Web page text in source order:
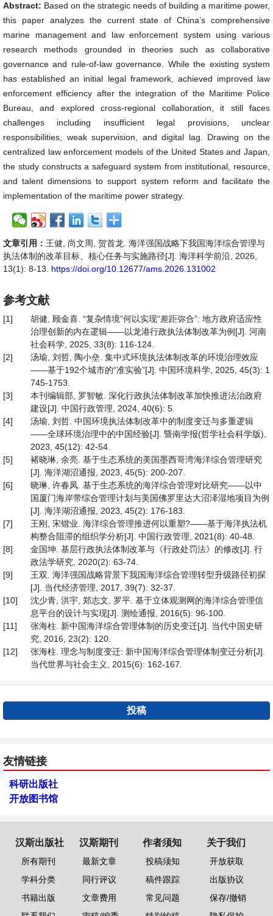
Abstract: Based on the strategic needs of building a maritime power,
this paper analyzes the current state of China’s comprehensive
marine management and law enforcement system using various
research methods grounded in theories such as collaborative
governance and rule-of-law governance. While the existing system
has established an initial legal framework, achieved improved law
enforcement efficiency after the integration of the Maritime Police
Bureau, and explored cross-regional collaboration, it still faces
challenges including insufficient legal provisions, unclear
responsibilities, weak supervision, and digital lag. Drawing on the
centralized law enforcement models of the United States and Japan,
the study constructs a safeguard system from institutional, resource,
and talent dimensions to support system reform and facilitate the
implementation of the maritime power strategy.
文章引用： 王健, 尚文周, 贺首龙. 海洋强国战略下我国海洋综合管理与
执法体制的改革目标、核心任务与实施路径[J]. 海洋科学前沿, 2026,
13(1): 8-13. https://doi.org/10.12677/ams.2026.131002
参考文献
[1]
胡健, 顾金喜. “复杂情境”何以实现“差距弥合”: 地方政府适应性
治理创新的内在逻辑——以龙港行政执法体制改革为例[J]. 河南
社会科学, 2025, 33(8): 116-124.
[2]
汤瑜, 刘哲, 陶小垒. 集中式环境执法体制改革的环境治理效应
——基于192个城市的“准实验”[J]. 中国环境科学, 2025, 45(3): 1
745-1753.
[3]
本刊编辑部, 罗智敏. 深化行政执法体制改革加快推进法治政府
建设[J]. 中国行政管理, 2024, 40(6): 5.
[4]
汤瑜, 刘哲. 中国环境执法体制改革中的制度变迁与多重逻辑
——全球环境治理中的中国经验[J]. 暨南学报(哲学社会科学版),
2023, 45(12): 42-54.
[5]
褚晓琳, 余亮. 基于生态系统的美国墨西哥湾海洋综合管理研究
[J]. 海洋湖沼通报, 2023, 45(5): 200-207.
[6]
晓琳, 许春凤. 基于生态系统的海洋综合管理对比研究——以中
国厦门海岸带综合管理计划与美国佛罗里达大沼泽湿地项目为例
[J]. 海洋湖沼通报, 2023, 45(2): 176-183.
[7]
王刚, 宋锴业. 海洋综合管理推进何以重塑?——基于海洋执法机
构整合阻滞的组织学分析[J]. 中国行政管理, 2021(8): 40-48.
[8]
金国坤. 基层行政执法体制改革与《行政处罚法》的修改[J]. 行
政法学研究, 2020(2): 63-74.
[9]
王双. 海洋强国战略背景下我国海洋综合管理转型升级路径初探
[J]. 当代经济管理, 2017, 39(7): 32-37.
[10]
沈少青, 洪宇, 郑志文, 罗平. 基于立体观测网的海洋综合管理信
息平台的设计与实现[J]. 测绘通报, 2016(5): 96-100.
[11]
张海柱. 新中国海洋综合管理体制的历史变迁[J]. 当代中国史研
究, 2016, 23(2): 120.
[12]
张海柱. 理念与制度变迁: 新中国海洋综合管理体制变迁分析[J].
当代世界与社会主义, 2015(6): 162-167.
投稿
友情链接
科研出版社
开放图书馆
汉斯出版社
所有期刊
学科分类
书籍出版
汉斯期刊
最新文章
同行评议
文章费用
作者须知
投稿须知
稿件跟踪
常见问题
关于我们
开放获取
出版协议
保存/撤销